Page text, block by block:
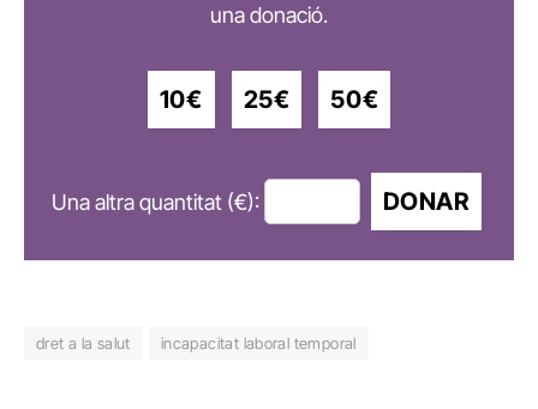
una donació.
10€ 25€ 50€
Una altra quantitat (€): DONAR
dret a la salut incapacitat laboral temporal